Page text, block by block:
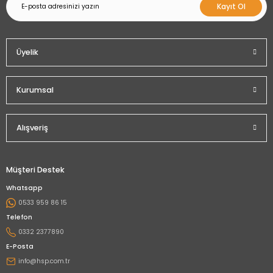
Kayıt Ol
Üyelik
Kurumsal
Alışveriş
Müşteri Destek
Whatsapp
0533 959 86 15
Telefon
0332 2377890
E-Posta
info@hsp.com.tr